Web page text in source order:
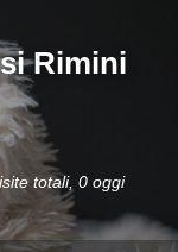
Rimini
totali, 0 oggi